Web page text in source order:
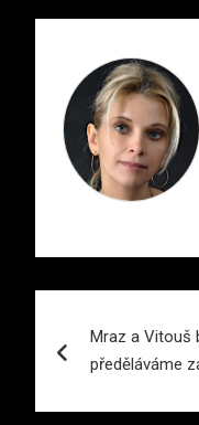
pro
příspěvek
Mraz a Vitouš
předěláváme